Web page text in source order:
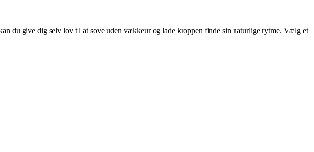
du give dig selv lov til at sove uden vækkeur og lade kroppen finde sin naturlige rytme. Vælg et